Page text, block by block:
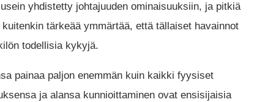
yhdistetty johtajuuden ominaisuuksiin, ja pitkiä
tärkeää ymmärtää, että tällaiset havainnot
todellisia kykyjä.
painaa paljon enemmän kuin kaikki fyysiset
ja alansa kunnioittaminen ovat ensisijaisia